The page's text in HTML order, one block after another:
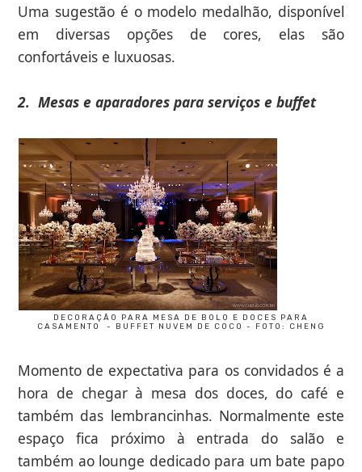
Uma sugestão é o modelo medalhão, disponível
em diversas opções de cores, elas são
confortáveis e luxuosas.
2. Mesas e aparadores para serviços e buffet
DECORAÇÃO PARA MESA DE BOLO E DOCES PARA
CASAMENTO - BUFFET NUVEM DE COCO - FOTO: CHENG
Momento de expectativa para os convidados é a
hora de chegar à mesa dos doces, do café e
também das lembrancinhas. Normalmente este
espaço fica próximo à entrada do salão e
também ao lounge dedicado para um bate papo